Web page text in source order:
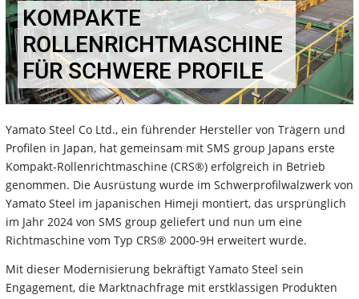
KOMPAKTE
ROLLENRICHTMASCHINE
FÜR SCHWERE PROFILE
Yamato Steel Co Ltd., ein führender Hersteller von Trägern und
Profilen in Japan, hat gemeinsam mit SMS group Japans erste
Kompakt-Rollenrichtmaschine (CRS®) erfolgreich in Betrieb
genommen. Die Ausrüstung wurde im Schwerprofilwalzwerk von
Yamato Steel im japanischen Himeji montiert, das ursprünglich
im Jahr 2024 von SMS group geliefert und nun um eine
Richtmaschine vom Typ CRS® 2000-9H erweitert wurde.
Mit dieser Modernisierung bekräftigt Yamato Steel sein
Engagement, die Marktnachfrage mit erstklassigen Produkten